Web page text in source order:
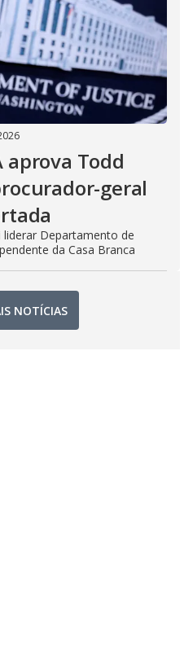
aprova Todd
geral
Departamento de
da Casa Branca
NOTÍCIAS